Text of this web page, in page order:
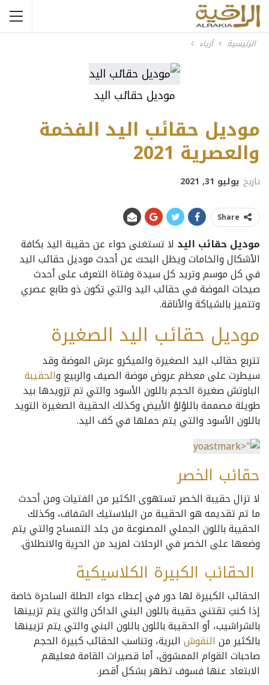
الرئيسية أزياء
موديل حقائب اليد
موديل حقائب اليد الفخمة
والعصرية 2021
تاريخ يوليو 31, 2021
Share
موديل حقائب اليد لا تستغنى حواء عن حقيبة اليد بكافة
الأشكال والخامات ويظل البحث عن أحدث موديل حقائب اليد
في كل موسم وتريد كل سيدة وفتاة التعرف على أحدث
صيحات الموضة في حقائب اليد والتي تكون ذو طابع عصري
وتتميز بالشياكة والأناقة.
موديل حقائب اليد الصغيرة
تتربع حقائب اليد الصغيرة والميكرو عرش الموضة وقد
سيطرت على معظم عروض موضة الصيف والربيع والحقيبة
الباوتش صغيرة الحجم باللون الأسود والتي تم تزويدها بيد
طويلة مصممة باللؤلؤ الأبيض وكذلك الحقيبة الصغيرة التويد
باللون الأسود والتي يتم حملها في كف اليد.
حقائب الخصر
لا تزال حقيبة الخصر تستهوى الكثير من الفتيات ومن أحدث
ما تم تقديمه هو الحقيبة من البلاستيك الشفاف، وكذلك
الحقيبة باللون الجملي المصنوعة من جلد التمساح والتي يتم
وضعها على الخصر في الرحلات لمزيد من الحرية والانطلاق.
الحقائب الكبيرة الكلاسيكية
الحقائب الكبيرة لها دور في إعطاء حواء الطلة الساحرة خاصة
إذا كنتِ تقتني حقيبة باللون البني الداكن والتي يتم تزيينها
بالشراشيب، أو الحقيبة باللون باللون البني والتي يتم تزيينها
بالكثير من النقوشالبرية، وتناسب الحقائب كبيرة الحجم
صاحبات القوام الممشوق، أما قصيرات القامة فعليهم
الابتعاد عنها فسوف تظهر بشكل أقصر.